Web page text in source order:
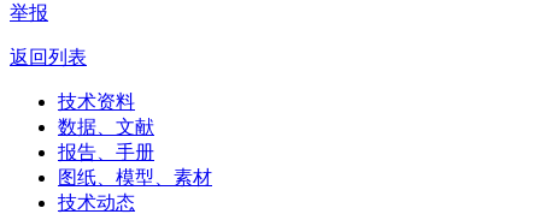
举报
返回列表
技术资料
数据、文献
报告、手册
图纸、模型、素材
技术动态